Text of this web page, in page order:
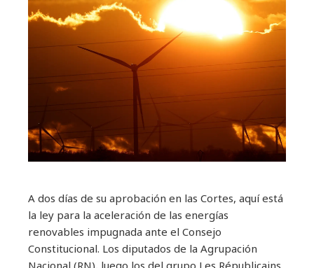
A dos días de su aprobación en las Cortes, aquí está
la ley para la aceleración de las energías
renovables impugnada ante el Consejo
Constitucional. Los diputados de la Agrupación